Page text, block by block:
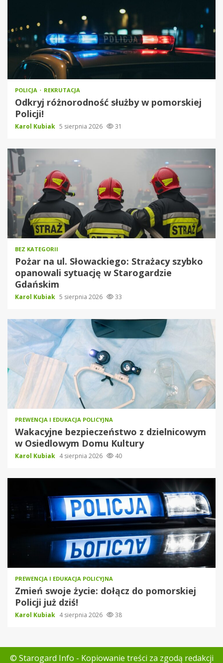
POLICJA REKRUTACJA
Odkryj różnorodność służby w pomorskiej
Policji!
Karol Kubiak 5 sierpnia 2026 31
BEZ KATEGORII
Pożar na ul. Słowackiego: Strażacy szybko
opanowali sytuację w Starogardzie
Gdańskim
Karol Kubiak 5 sierpnia 2026 33
PREWENCJA I EDUKACJA POLICYJNA
Wakacyjne bezpieczeństwo z dzielnicowym
w Osiedlowym Domu Kultury
Karol Kubiak 4 sierpnia 2026 40
PREWENCJA I EDUKACJA POLICYJNA
Zmień swoje życie: dołącz do pomorskiej
Policji już dziś!
Karol Kubiak 4 sierpnia 2026 38
© Starogard Info - Kopiowanie treści za zgodą redakcji